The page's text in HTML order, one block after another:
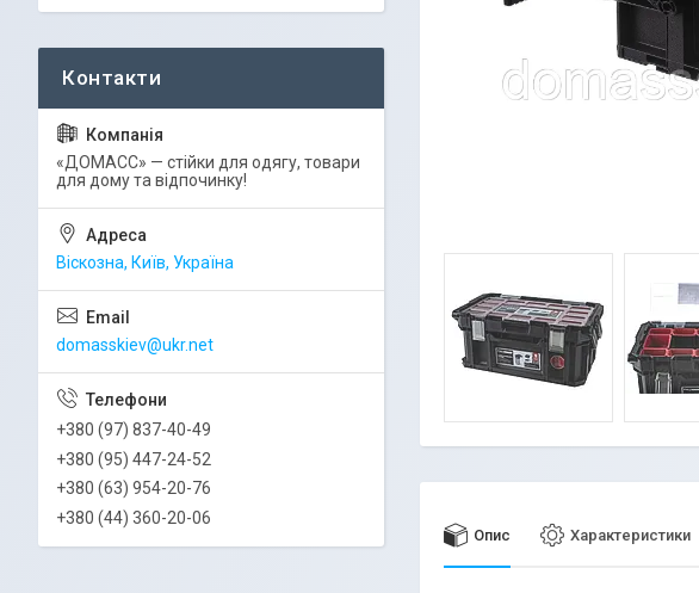
Опис Характеристики
«ДОМАСС» — стійки для одягу, товари
для дому та відпочинку!
Віскозна, Київ, Україна
domasskiev@ukr.net
+380 (97) 837-40-49
+380 (95) 447-24-52
+380 (63) 954-20-76
+380 (44) 360-20-06